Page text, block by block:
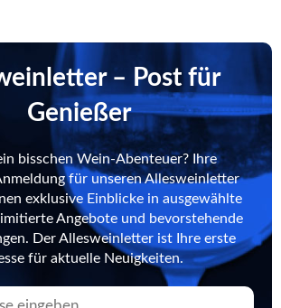
– Post für
Genießer
bisschen Wein-Abenteuer? Ihre
für unseren Allesweinletter
exklusive Einblicke in ausgewählte
Angebote und bevorstehende
Der Allesweinletter ist Ihre erste
für aktuelle Neuigkeiten.